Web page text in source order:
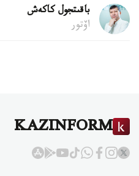
باقىتجول كاكەش
اۆتور
KAZINFORM